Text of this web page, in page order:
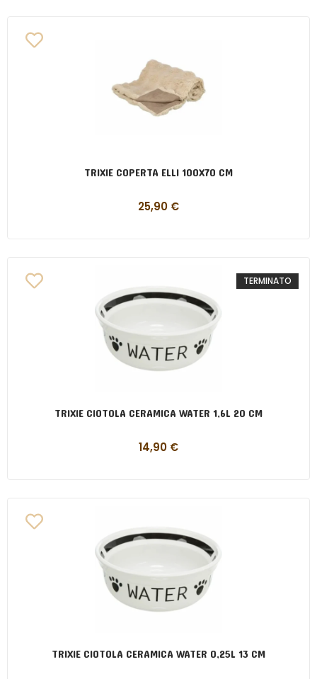
TRIXIE COPERTA ELLI 100X70 CM
25,90 €
TERMINATO
TRIXIE CIOTOLA CERAMICA WATER 1,6L 20 CM
14,90 €
TRIXIE CIOTOLA CERAMICA WATER 0,25L 13 CM